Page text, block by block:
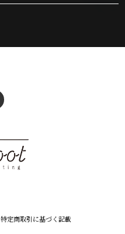
特定商取引に基づく記載